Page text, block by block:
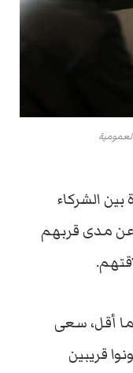
الشركاء
عن مدى قربهم
أقل، سعى
قريبين